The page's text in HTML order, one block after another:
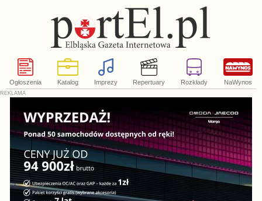
Ogłoszenia Katalog Imprezy Repertuary Rozkłady NaWynos